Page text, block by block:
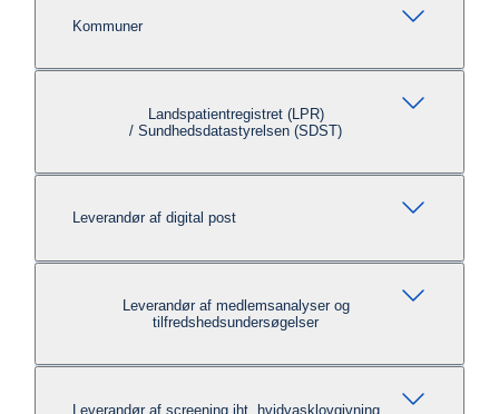
Kommuner
Landspatientregistret (LPR)
/ Sundhedsdatastyrelsen (SDST)
Leverandør af digital post
Leverandør af medlemsanalyser og
tilfredshedsundersøgelser
Leverandør af screening iht. hvidvasklovgivning